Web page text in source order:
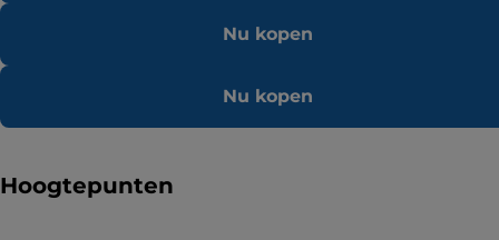
Nu kopen
Nu kopen
Hoogtepunten